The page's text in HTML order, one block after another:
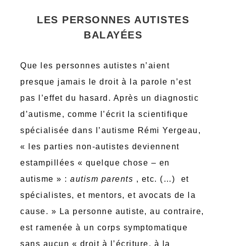
LES PERSONNES AUTISTES
BALAYÉES
Que les personnes autistes n’aient
presque jamais le droit à la parole n’est
pas l’effet du hasard. Après un diagnostic
d’autisme, comme l’écrit la scientifique
spécialisée dans l’autisme Rémi Yergeau,
« les parties non-autistes deviennent
estampillées « quelque chose – en
autisme » : autism parents , etc. (…) et
spécialistes, et mentors, et avocats de la
cause. » La personne autiste, au contraire,
est ramenée à un corps symptomatique
sans aucun « droit à l’écriture, à la